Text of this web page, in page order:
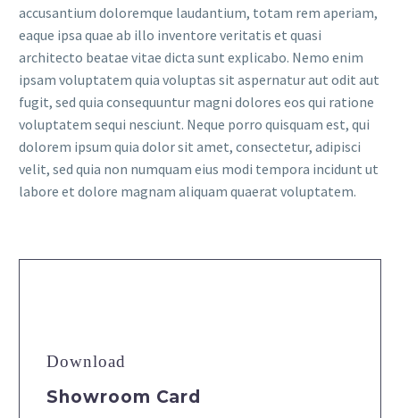
accusantium doloremque laudantium, totam rem aperiam,
eaque ipsa quae ab illo inventore veritatis et quasi
architecto beatae vitae dicta sunt explicabo. Nemo enim
ipsam voluptatem quia voluptas sit aspernatur aut odit aut
fugit, sed quia consequuntur magni dolores eos qui ratione
voluptatem sequi nesciunt. Neque porro quisquam est, qui
dolorem ipsum quia dolor sit amet, consectetur, adipisci
velit, sed quia non numquam eius modi tempora incidunt ut
labore et dolore magnam aliquam quaerat voluptatem.
Download
Showroom Card